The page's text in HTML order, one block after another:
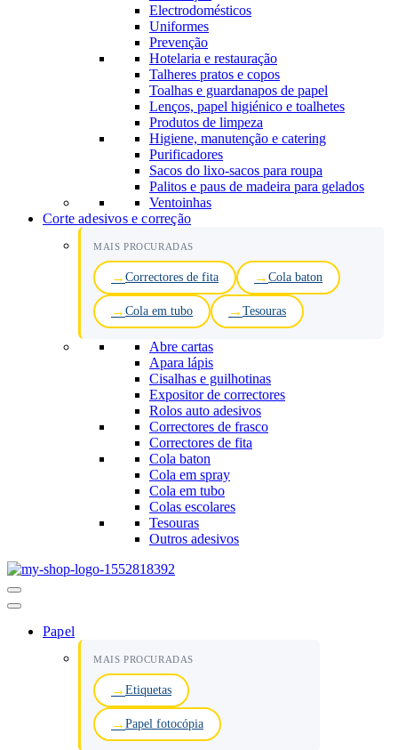
Electrodomésticos
Uniformes
Prevenção
Hotelaria e restauração
Talheres pratos e copos
Toalhas e guardanapos de papel
Lenços, papel higiénico e toalhetes
Produtos de limpeza
Higiene, manutenção e catering
Purificadores
Sacos do lixo-sacos para roupa
Palitos e paus de madeira para gelados
Ventoinhas
Corte adesivos e correção
MAIS PROCURADAS
Correctores de fita Cola baton
Cola em tubo Tesouras
Abre cartas
Apara lápis
Cisalhas e guilhotinas
Expositor de correctores
Rolos auto adesivos
Correctores de frasco
Correctores de fita
Cola baton
Cola em spray
Cola em tubo
Colas escolares
Tesouras
Outros adesivos
Menu
de
Papel
MAIS PROCURADAS
Etiquetas
Papel fotocópia